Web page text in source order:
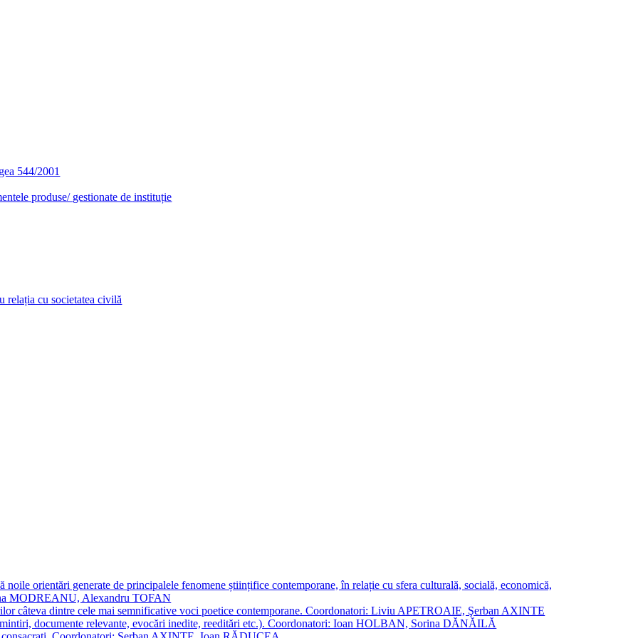
544/2001
produse/ gestionate de instituție
relația cu societatea civilă
noile orientări generate de principalele fenomene științifice contemporane, în relație cu sfera culturală, socială, economică,
MODREANU, Alexandru TOFAN
câteva dintre cele mai semnificative voci poetice contemporane. Coordonatori: Liviu APETROAIE, Şerban AXINTE
documente relevante, evocări inedite, reeditări etc.). Coordonatori: Ioan HOLBAN, Sorina DĂNĂILĂ